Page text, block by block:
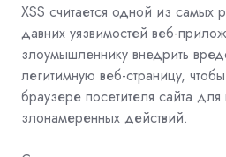
XSS считается одной из самых
давних уязвимостей веб-
злоумышленнику внедрить
легитимную веб-страницу,
браузере посетителя сайта
злонамеренных действий.